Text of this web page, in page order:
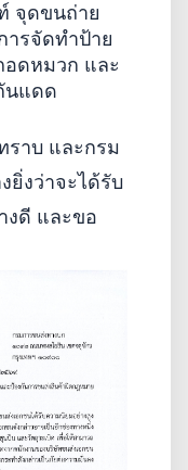
จุดขนถ่าย
ารจัดทำป้าย
ดหมวก และ
นแดด
และกรม
ยิ่งว่าจะได้รับ
งดี และขอ